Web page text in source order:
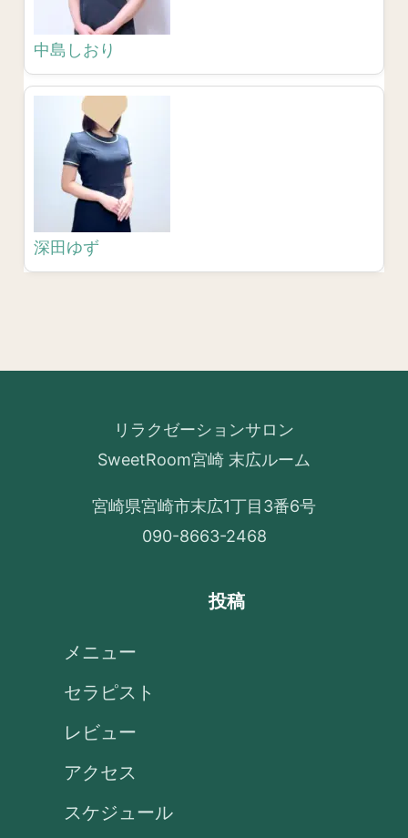
中島しおり
深田ゆず
リラクゼーションサロン
SweetRoom宮崎 末広ルーム
宮崎県宮崎市末広1丁目3番6号
090-8663-2468
投稿
メニュー
セラピスト
レビュー
アクセス
スケジュール